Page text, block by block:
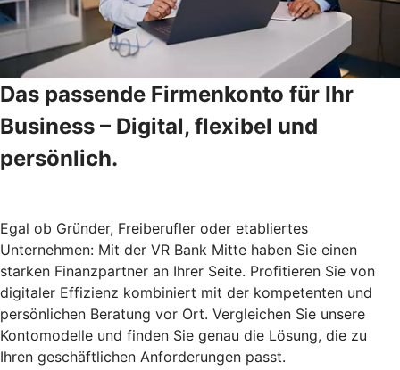
Das passende Firmenkonto für Ihr
Business – Digital, flexibel und
persönlich.
Egal ob Gründer, Freiberufler oder etabliertes
Unternehmen: Mit der VR Bank Mitte haben Sie einen
starken Finanzpartner an Ihrer Seite. Profitieren Sie von
digitaler Effizienz kombiniert mit der kompetenten und
persönlichen Beratung vor Ort. Vergleichen Sie unsere
Kontomodelle und finden Sie genau die Lösung, die zu
Ihren geschäftlichen Anforderungen passt.